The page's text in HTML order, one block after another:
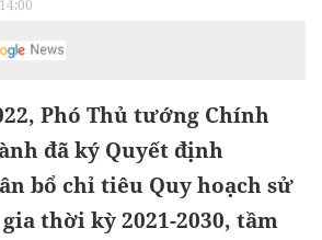
Phó Thủ tướng Chính
đã ký Quyết định
bổ chỉ tiêu Quy hoạch sử
thời kỳ 2021-2030, tầm